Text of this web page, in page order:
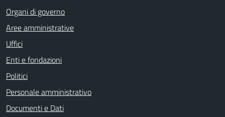
Organi di governo
Aree amministrative
Uffici
Enti e fondazioni
Politici
Personale amministrativo
Documenti e Dati